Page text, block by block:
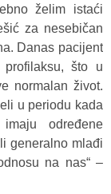
želim istaći
za nesebičan
Danas pacijent
što u
normalan život.
u periodu kada
određene
generalno mlađi
na nas“ –